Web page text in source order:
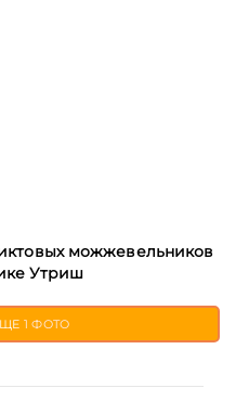
можжевельников
Утриш
1 ФОТО